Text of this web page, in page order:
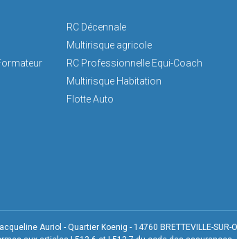
RC Décennale
Multirisque agricole
RC Professionnelle Equi-Coach
Multirisque Habitation
Flotte Auto
Auriol - Quartier Koenig - 14760 BRETTEVILLE-